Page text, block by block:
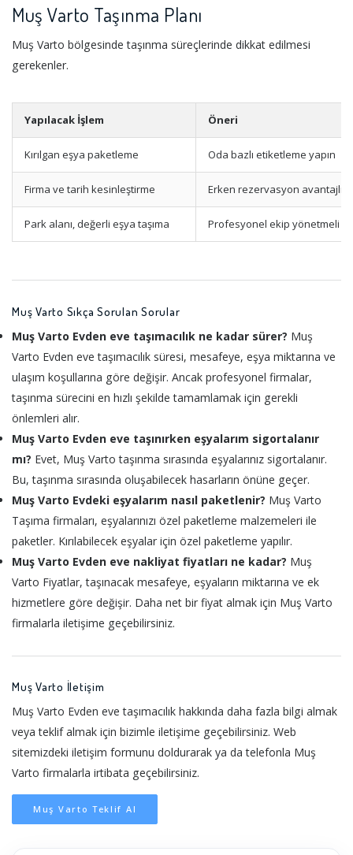
Muş Varto Taşınma Planı
Muş Varto bölgesinde taşınma süreçlerinde dikkat edilmesi
gerekenler.
Yapılacak İşlem Öneri
Kırılgan eşya paketleme Oda bazlı etiketleme yapın
Firma ve tarih kesinleştirme Erken rezervasyon
Park alanı, değerli eşya taşıma Profesyonel ekip yönetmeli
Muş Varto Sıkça Sorulan Sorular
Muş Varto Evden eve taşımacılık ne kadar sürer? Muş
Varto Evden eve taşımacılık süresi, mesafeye, eşya miktarına ve
ulaşım koşullarına göre değişir. Ancak profesyonel firmalar,
taşınma sürecini en hızlı şekilde tamamlamak için gerekli
önlemleri alır.
Muş Varto Evden eve taşınırken eşyalarım sigortalanır
mı? Evet, Muş Varto taşınma sırasında eşyalarınız sigortalanır.
Bu, taşınma sırasında oluşabilecek hasarların önüne geçer.
Muş Varto Evdeki eşyalarım nasıl paketlenir? Muş Varto
Taşıma firmaları, eşyalarınızı özel paketleme malzemeleri ile
paketler. Kırılabilecek eşyalar için özel paketleme yapılır.
Muş Varto Evden eve nakliyat fiyatları ne kadar? Muş
Varto Fiyatlar, taşınacak mesafeye, eşyaların miktarına ve ek
hizmetlere göre değişir. Daha net bir fiyat almak için Muş Varto
firmalarla iletişime geçebilirsiniz.
Muş Varto İletişim
Muş Varto Evden eve taşımacılık hakkında daha fazla bilgi almak
veya teklif almak için bizimle iletişime geçebilirsiniz. Web
sitemizdeki iletişim formunu doldurarak ya da telefonla Muş
Varto firmalarla irtibata geçebilirsiniz.
Muş Varto Teklif Al